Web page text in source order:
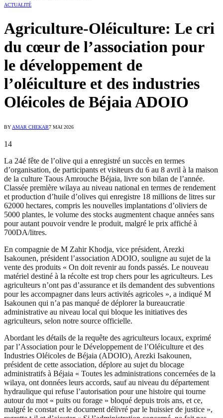
ACTUALITÉ
Agriculture-Oléiculture: Le cri
du cœur de l’association pour
le développement de
l’oléiculture et des industries
Oléicoles de Béjaia ADOIO
BYAMAR CHEKAR7 MAI 2026
14
La 24é fête de l’olive qui a enregistré un succès en termes
d’organisation, de participants et visiteurs du 6 au 8 avril à la maison
de la culture Taous Amrouche Béjaia, livre son bilan de l’année.
Classée première wilaya au niveau national en termes de rendement
et production d’huile d’olives qui enregistre 18 millions de litres sur
62000 hectares, compris les nouvelles implantations d’oliviers de
5000 plantes, le volume des stocks augmentent chaque années sans
pour autant pouvoir vendre le produit, malgré le prix affiché à
700DA/litres.
En compagnie de M Zahir Khodja, vice président, Arezki
Isakounen, président l’association ADOIO, souligne au sujet de la
vente des produits « On doit revenir au fonds passés. Le nouveau
matériel destiné à la récolte est trop chers pour les agriculteurs. Les
agriculteurs n’ont pas d’assurance et ils demandent des subventions
pour les accompagner dans leurs activités agricoles », a indiqué M
Isakounen qui n’a pas manqué de déplorer la bureaucratie
administrative au niveau local qui bloque les initiatives des
agriculteurs, selon notre source officielle.
Abordant les détails de la requête des agriculteurs locaux, exprimé
par l’Association pour le Développement de l’Oléiculture et des
Industries Oléicoles de Béjaia (ADOIO), Arezki Isakounen,
président de cette association, déplore au sujet du blocage
administratifs à Béjaia « Toutes les administrations concernées de la
wilaya, ont données leurs accords, sauf au niveau du département
hydraulique qui refuse l’autorisation pour une histoire qui tourne
autour du mot « puits ou forage » bloqué depuis trois ans, et ce,
malgré le constat et le document délivré par le huissier de justice »,